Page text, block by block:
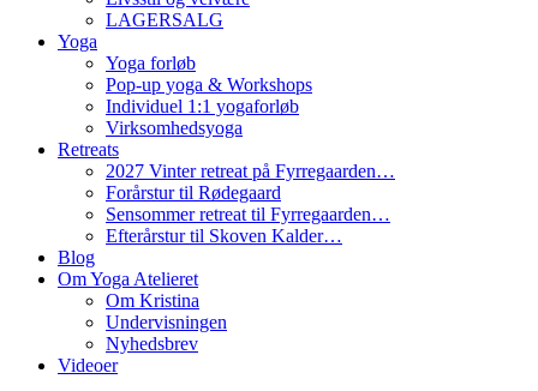
LAGERSALG
Yoga
Yoga forløb
Pop-up yoga & Workshops
Individuel 1:1 yogaforløb
Virksomhedsyoga
Retreats
2027 Vinter retreat på Fyrregaarden…
Forårstur til Rødegaard
Sensommer retreat til Fyrregaarden…
Efterårstur til Skoven Kalder…
Blog
Om Yoga Atelieret
Om Kristina
Undervisningen
Nyhedsbrev
Videoer